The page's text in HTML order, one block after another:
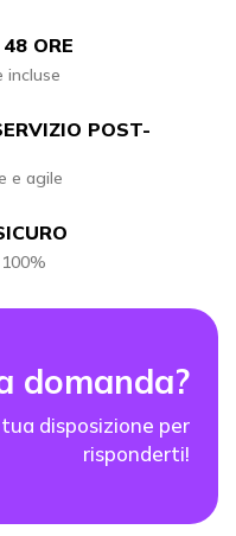
ORE
incluse
POST-
e agile
domanda?
disposizione per
risponderti!